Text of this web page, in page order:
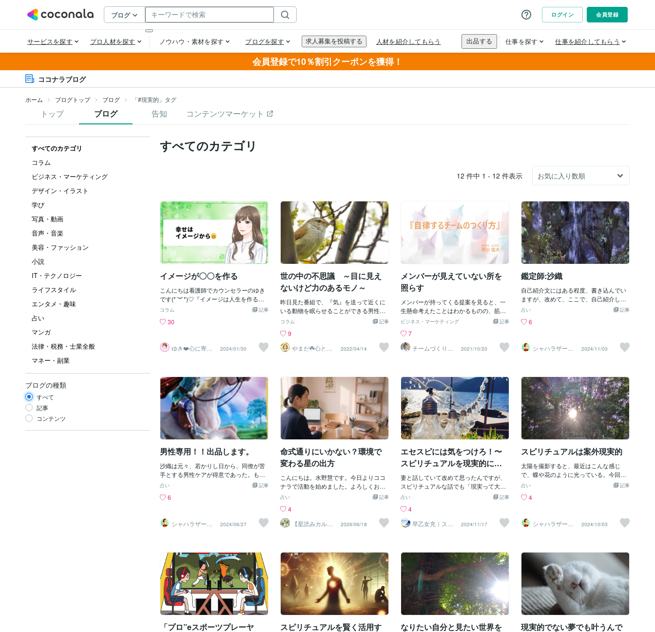
会員登録で10％割引クーポンを獲得！
ココナラブログ
ホーム ブログトップ ブログ 「#現実的」タグ
トップ ブログ 告知 コンテンツマーケット
すべてのカテゴリ
コラム
ビジネス・マーケティング
デザイン・イラスト
学び
写真・動画
音声・音楽
美容・ファッション
小説
IT・テクノロジー
ライフスタイル
エンタメ・趣味
占い
マンガ
法律・税務・士業全般
マネー・副業
ブログの種類
すべて
記事
コンテンツ
すべてのカテゴリ
12 件中 1 - 12 件表示
イメージが〇〇を作る
こんにちは看護師でカウンセラーのゆき
です(*´꒳`*)♡『イメージは人生を作る』
有名スポーツ選手が小学生の時に書いた
今日は、無意識にやっているかも💦生き
人生を幸福にするためのイメージ方法、
についてお話したいと思います。人生を
気になる方はぜひ最後までお読みになっ
て参考になさってくださいね✨♡*･゜ﾟ･
*:.｡..｡.:*･♡･*:.｡. .｡.:*･゜ﾟ･*♡生きるのが
怖くなるイメージとは、まだ起こってい
ない『恐怖』をイメージしている時で
す。いつまでこの状況が続くのだろう
か…どこで自分は失敗をするのだろう…
誰が自分の邪魔をしてくるんだろう…何
が悪いのだろう…これからどうすればよ
いのだろう…まだ、起こっていないの
に、気になって不安に感じたり、気にな
った事柄が頭や心から離れない…💦この
『恐怖』は繰り返しイメージすることで
これではうまくいくものもうまくいかな
方法は、現実的で、ポジティブ！そし
て、具体的なイメージです。そのイメー
たい服がある。その服を綺麗に着こなし
たい！着たい服を着こなしている素敵な
自分の姿をイメージしましょう✨・その
服はどのような服でしょうか？・どこに
その服を着ていきたいですか？・その服
を綺麗に着こなしている姿を 誰に見せ
たいですか？・いつまでにその姿になり
たいですか？・ダイエットはどの
記事
コラム
30
ゆき❤️心に寄り
添う癒しのナー
2024/01/30
世の中の不思議 ～目に見え
ないけど力のあるモノ～
昨日見た番組で、『気』を送って近くに
いる動物を眠らせることができる男性が
紹介されていました。気を送り体温を高
です。実際、落ち着きのない犬やこの時
間に寝ているのを見たことがないという
サファリパークのホワイトタイガーなど
現実主義なので自分の目で見て体験した
ことを信じ、非科学的なことはあまり信
じていません。だけどあれは気功ってい
うのかな？スキーで捻挫した足首が数年
経っても治らず、母の紹介である先生に
診てもらったのですね。足の裏に先生が
手の平をかざして体を整えるという治療
でしたが、本当にそれで痛みが消えてし
まいました。最初は胡散臭いな～と思い
つつ４５分ほどの何をされているのかわ
からない治療中に寝てしまい、体の血が
巡り出して体温も上がったのを感じて起
きると猛烈にトイレに行きたくな
る・・・という経験を何度もしたので、
と思いました。ちなみにそのTVの男性を
マネして猫に気を送ってみたところ、そ
の男性より早く眠らせることに成功しま
良くしています。ところで最初の写真で
すが、今働いている職場の近くには林の
ようなものがあって、毎日そこにウグイ
スがやって来て鳴いているんですよ。そ
れが癒しとなり心が落ち着くのですね～
自然界と触れ合うことで心体が癒される
とはよく言われていますよね。鳴き声で
あったり川のせせらぎや波の音など、
『気』と同じで見えないモノだし具体的
記事
コラム
9
やまだ☘️心と頭
がスッキリ整う
2022/04/14
メンバーが見えていない所を
照らす
メンバーが持ってくる提案を見ると、一
生懸命考えたことはわかるものの、筋が
通っていなかったり、手段が目的になっ
ていたりすることがあります。そんな
時、僕は、メンバーが見えていない所に
スポットライトを当てて、何が見えるか
す）ようにしています。具体的には、例
えば 「問題はこれだと資料に書いてある
よね。でも、それが解決されるはずのこ
の方策を実行したら、本当にその問題が
解決するのかな？どう思う？」、或い
は、「（方策が）チェックリストを作っ
て毎回全員に記入してもらう、とあるけ
ど、毎回これだけの項目をみんな真面目
に確認してからチェック印を入れるか
な？」などです。そこから始めて徐々に
深堀りし、どこでつまづいたのか、どう
いう視点が足りていないのか、順番にス
ポットライトを当てていきます。提案者
である本人には見えていないところに焦
ずに、質問を投げかけて）考えてもら
う。こうしたことを何度も何度も繰り返
していると、少しずつですが、メンバー
ただきありがとうございます。このこと
から、少しでも新たな気づきや考える上
でのヒントに繋がることがありましたら
幸いです。
記事
ビジネス・マーケティング
7
チームづくりの
エキスパート☆
2021/10/20
鑑定師:沙織
自己紹介文にはある程度、書き込んでい
ますが、改めて、ここで、自己紹介しま
す。沙織は、本業の福祉の仕事を掛け持
相談員が、20年ほど。そのキャリアでご
ざいます。で、仕事も私生活も似たよう
なもので、どこをどう切り取っても、金
の負債ではない】なので、相談員として
の公の自分が私の自分の相談にのり、私
生活の自分のネットワークを仕事に生か
したり、と行き来して、なので、自分と
いつも対話をしていました。ツインレイ
との出会いによって、一気に霊性開花し
ましたが、元々霊感はありました。幼少
期、大好きだったのは『どろろん閻魔く
ん』『世界妖怪大図鑑』とか、オカルト
に興味を持ち、『ムー』という雑誌を愛
読していました。※『ドラえもん』『ポケ
モン』『鬼滅の刃』も好きです。学生時
代、歴史・宗教を学んでいたり、幼少期
っていること、最初の夫の海外赴任でイ
教も学びました。介護や障害支援を通じ
て、『医学(精神医学・東洋医学含む)』
ますが、スピリチュアルは実はだいぶ科
学で証明できる時代です。パラレルワー
ルドは『量子力学』で説明がついていま
す。天文学・歴史・文明・文化・芸術・
宗教【神道・仏教・キリスト教・イスラ
ム教・】・心理学・脳科学・医学・量子
力学・自然科学・生物学・進化論・統計
学などで、意外と説明のつくこともあ
り、実は理論派です。占い以
記事
占い
6
シャハラザード
沙織
2024/11/03
男性専用！！出品します。
沙織は元々、若かりし日から、同僚が苦
手とする男性ケアが得意であった。もち
ろん、女性のケアが苦手、出来ない、の
だ。今までの沙織の出品に特に【女性専
ークと占います】ぐらいで、特に【女性
専用】というわけではなく、ありがたい
でもOKです。ただ、【仕事】や【人生全
般】に比較すると、男性の皆様にとっ
て、【恋愛の占い・ご相談】というのは
ややハードルが高いのかな？とは思って
おります。そこで、男性の皆様が占って
もらいやすいよう、【男性専用】をこの
度、出品することにしました。男性にと
っても気軽に占いを楽しんでほしいの
で、【復縁・複雑恋愛】は\120/分、【出
記事
占い
6
シャハラザード
沙織
2024/06/27
命式通りにいかない？環境で
変わる星の出方
こんにちは。水野慧です。今日よりココ
ナラで活動を始めました。よろしくお願
いたします✿占いの本やネットの自動鑑
と文字通りの定義で決めつけられ、「い
や、自分はそんなことないんだけど
な…」と違和感を覚えたことはありませ
0%固定されるわけではありません。星の
作用は現実には「グラデーション」とし
て現れるものであり、そのスイッチが入
るかどうかは、あなた様が身を置いてい
る「環境」によって180度変わるからで
す。例えば、非常に強い「自己主張やリ
ーダーシップの星」を持っている人がい
るとします。文字通りの表面的な定義だ
けで見れば「我が強くて、人の上に立つ
記事
占い
4
【星読みカル
テ】水野慧
2026/06/18
エセスピには気をつけろ！〜
スピリチュアルを現実的に考
える〜
妻と話していて改めて思ったんですが、
スピリチュアルな話でも「現実って大事
だよね」とよく感じることが多いです。
のキーワードだなと感じています。ふと
妻との会話の中で思い出したエピソード
があったので、今日はその話です。ある
ウンディング、つまり体のアース（アー
シング）が大切だという話でした。現代
人は靴を履いているせいで土に触れる機
会が少なく、手や足が土に触れる機会が
ないため、静電気的に体に電気がたまっ
てしまうと。だから土に触れてグラウン
ディングしましょう、という内容でし
た。なるほどと思いながら読んでいたん
ですが、記事の最後に驚くべきことが書
記事
占い
4
早乙女充｜スピ
を現実的に活か
2024/11/17
スピリチュアルは案外現実的
太陽を撮影すると、最近はこんな感じ
で、蝶や花のように光っている。今回は
後光のようである。木漏れ日からの太陽
新月のお祈りやヒーリングに最適です。
いう言葉を使うと なんだか、目に見えな
い世界の怪しげな話に感じる人はいると
手くできてはいないのだが ●自分との対
話。 ●自分の子どもの頃のトラウマとか
傷ついた自分を癒す。 ●自分軸で、自分
のやりたいこと、自分の楽しいことをす
る。 ●他人に感謝し、愛を与える以上の
幸せはない。 ●自分をほめる・癒す・慰
める・励ます。 ●表層意識と潜在意識の
話 ●自分を攻撃し、辛く当たる人から逃
げる【場合によっては向き合う・感謝す
記事
占い
4
シャハラザード
沙織
2024/10/03
「プロ”eスポーツプレーヤ
スピリチュアルを賢く活用す
なりたい自分と見たい世界を
現実的でない夢でも叶うんで